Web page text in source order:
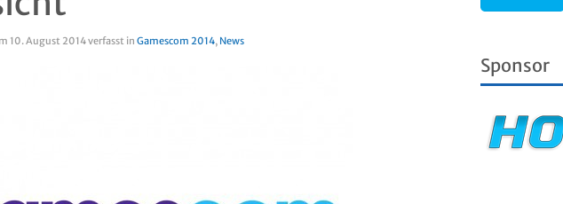
10. August 2014verfasst in Gamescom 2014, News
Sponsor